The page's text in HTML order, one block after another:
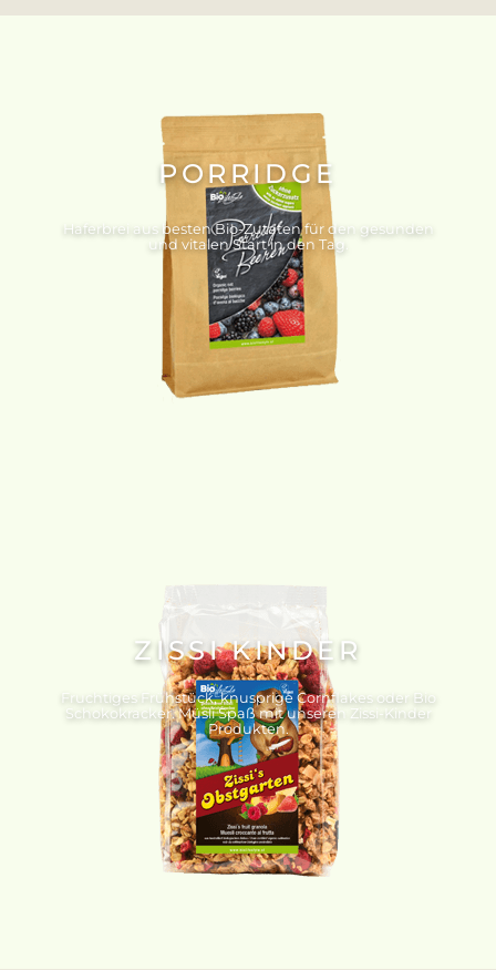
PORRIDGE
Haferbrei aus besten Bio-Zutaten für den gesunden
und vitalen Start in den Tag.
ZISSI KINDER
Fruchtiges Frühstück, knusprige Cornflakes oder Bio
Schokokracker. Müsli Spaß mit unseren Zissi-Kinder
Produkten.